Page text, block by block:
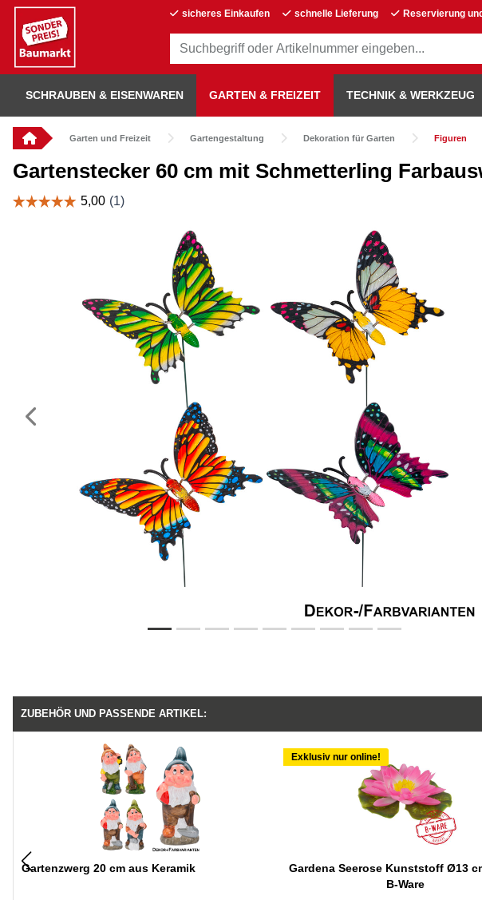
sicheres Einkaufen schnelle Lieferung Reservierung
SCHRAUBEN & EISENWAREN GARTEN & FREIZEIT TECHNIK & WERKZEUG
Garten und Freizeit Gartengestaltung Dekoration für Garten Figuren
Gartenstecker 60 cm mit Schmetterling
Vorheriges
ZUBEHÖR UND PASSENDE ARTIKEL:
Gartenzwerg 20 cm aus Keramik
Exklusiv nur online!
Gardena Seerose Kunststoff Ø13
B-Ware